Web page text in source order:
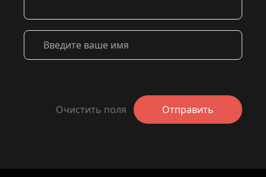
Очистить поля Отправить